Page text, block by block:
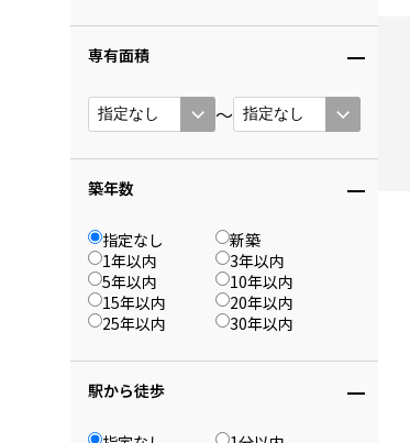
専有面積
〜
築年数
指定なし
新築
1年以内
3年以内
5年以内
10年以内
15年以内
20年以内
25年以内
30年以内
駅から徒歩